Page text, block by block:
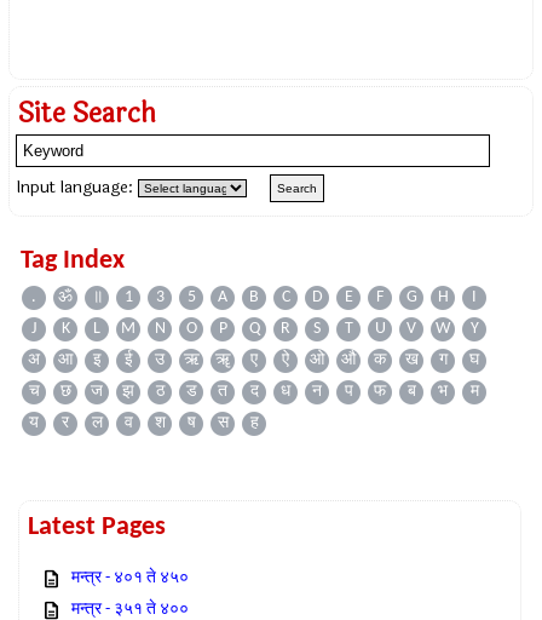
Site Search
Input language:
Tag Index
. ॐ ॥ 1 3 5 A B C D E F G H
I
J
K L M N O P Q R S T U V W
Y
अ
आ इ ई उ ऋ ॠ ए ऐ ओ औ क ख ग
घ
च
छ ज झ ठ ड त द ध न प फ ब भ
म
य
र ल व श ष स ह
Latest Pages
मन्त्र - ४०१ ते ४५०
मन्त्र - ३५१ ते ४००